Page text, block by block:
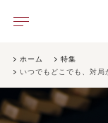
ホーム
特集
いつでもどこでも、対局